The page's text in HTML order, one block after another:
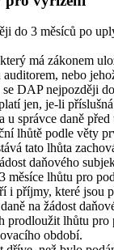
do 3 měsíců po
má zákonem
nebo
se DAP nejpozději
jen, je-li
u správce daně
lhůtě podle věty
tato lhůta
daňového
měsíce lhůtu pro
i příjmy, které jsou
na žádost
prodloužit lhůtu pro
období.